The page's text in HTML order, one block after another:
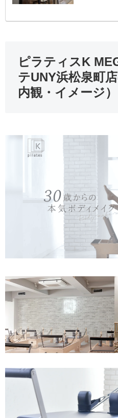
ピラティスK
テUNY浜松泉町
内観・イメージ）